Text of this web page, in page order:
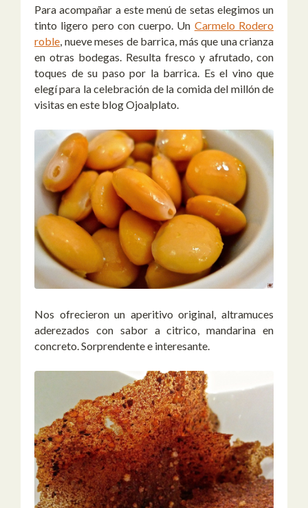
Para acompañar a este menú de setas elegimos un
tinto ligero pero con cuerpo. Un Carmelo Rodero
roble , nueve meses de barrica, más que una crianza
en otras bodegas. Resulta fresco y afrutado, con
toques de su paso por la barrica. Es el vino que
elegí para la celebración de la comida del millón de
visitas en este blog Ojoalplato.
Nos ofrecieron un aperitivo original, altramuces
aderezados con sabor a citrico, mandarina en
concreto. Sorprendente e interesante.